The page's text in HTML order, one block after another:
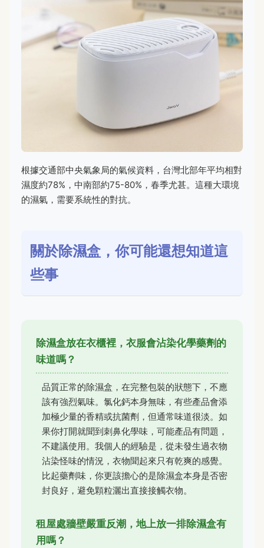
根據交通部中央氣象局的氣候資料，台灣北部年平均相對
濕度約78%，中南部約75-80%，春季尤甚。這種大環境
的濕氣，需要系統性的對抗。
關於除濕盒，你可能還想知道這
些事
除濕盒放在衣櫃裡，衣服會沾染化學藥劑的
味道嗎？
品質正常的除濕盒，在完整包裝的狀態下，不應
該有強烈氣味。氯化鈣本身無味，有些產品會添
加極少量的香精或抗菌劑，但通常味道很淡。如
果你打開就聞到刺鼻化學味，可能產品有問題，
不建議使用。我個人的經驗是，從未發生過衣物
沾染怪味的情況，衣物聞起來只有乾爽的感覺。
比起藥劑味，你更該擔心的是除濕盒本身是否密
封良好，避免顆粒灑出直接接觸衣物。
租屋處牆壁嚴重反潮，地上放一排除濕盒有
用嗎？